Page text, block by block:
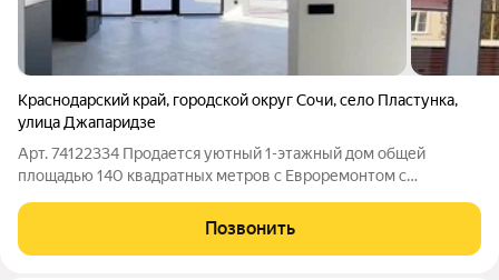
Краснодарский край, городской округ Сочи,село Пластунка,
улица Джапаридзе
Арт. 74122334 Продается уютный 1-этажный дом общей
площадью 140 квадратных метров с Евроремонтом с
этом доме есть 3 просторные спальни, просторный зал с
кухней, два санузла и уютная прачечная,
Позвонить